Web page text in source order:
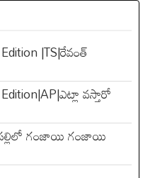
|TS|రేవంత్​
వస్తారో
గంజాయి గంజాయి